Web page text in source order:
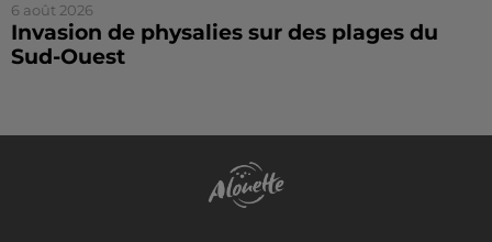
6 août 2026
Invasion de physalies sur des plages du
Sud-Ouest